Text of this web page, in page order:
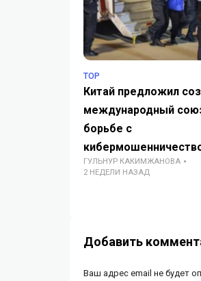
TOP
Китай предложил
международный
борьбе с
ГУЛЬНУР КАКИМЖАНОВА
2 НЕДЕЛИ НАЗАД
Добавить
Ваш адрес email не будет